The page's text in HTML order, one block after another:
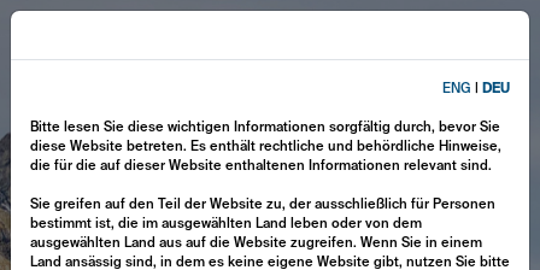
ENG DEU
Bitte lesen Sie diese wichtigen Informationen sorgfältig durch, bevor Sie
diese Website betreten. Es enthält rechtliche und behördliche Hinweise,
die für die auf dieser Website enthaltenen Informationen relevant sind.
Sie greifen auf den Teil der Website zu, der ausschließlich für Personen
bestimmt ist, die im ausgewählten Land leben oder von dem
ausgewählten Land aus auf die Website zugreifen. Wenn Sie in einem
Land ansässig sind, in dem es keine eigene Website gibt, nutzen Sie bitte